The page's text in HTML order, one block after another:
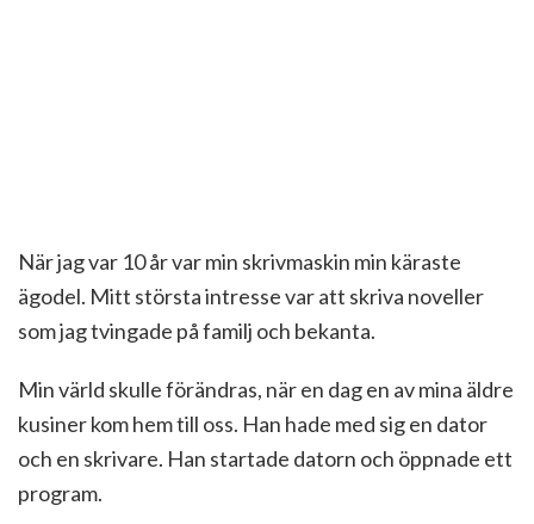
När jag var 10 år var min skrivmaskin min käraste
ägodel. Mitt största intresse var att skriva noveller
som jag tvingade på familj och bekanta.
Min värld skulle förändras, när en dag en av mina äldre
kusiner kom hem till oss. Han hade med sig en dator
och en skrivare. Han startade datorn och öppnade ett
program.